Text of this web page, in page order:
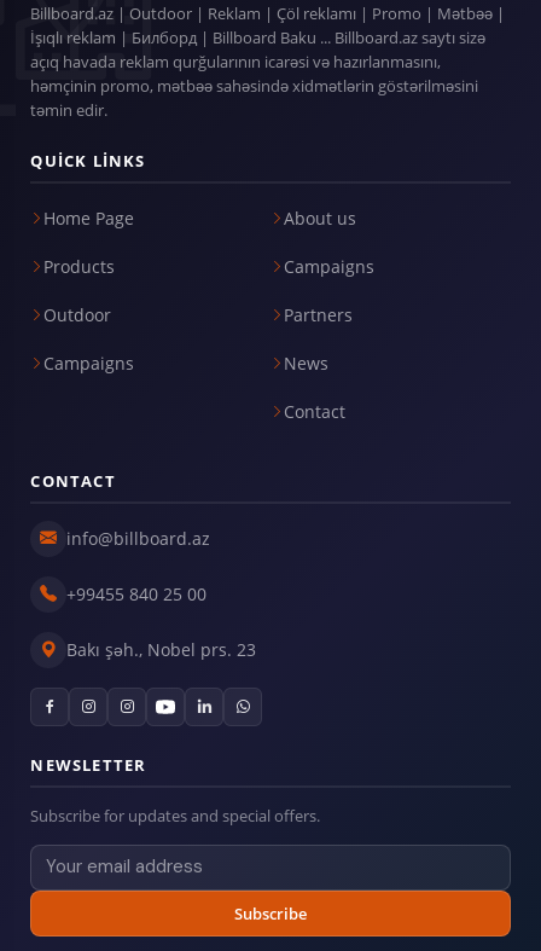
Billboard.az | Outdoor | Reklam | Çöl reklamı | Promo | Mətbəə |
İşıqlı reklam | Билборд | Billboard Baku ... Billboard.az saytı sizə
açıq havada reklam qurğularının icarəsi və hazırlanmasını,
həmçinin promo, mətbəə sahəsində xidmətlərin göstərilməsini
təmin edir.
QUICK LINKS
Home Page
Products
Outdoor
Campaigns
About us
Campaigns
Partners
News
Contact
CONTACT
info@billboard.az
+99455 840 25 00
Bakı şəh., Nobel prs. 23
NEWSLETTER
Subscribe for updates and special offers.
Subscribe